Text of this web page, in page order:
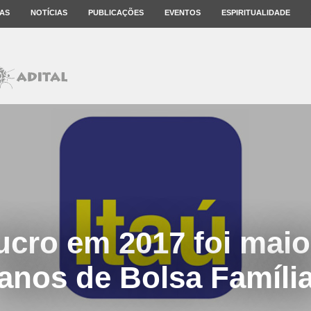
NOTÍCIAS PUBLICAÇÕES EVENTOS ESPIRITUALIDADE
em 2017 foi
de Bolsa